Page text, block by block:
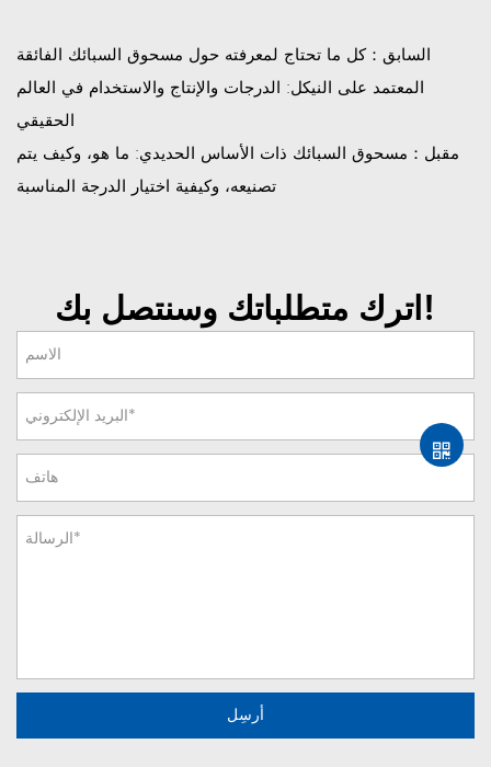
السابق：كل ما تحتاج لمعرفته حول مسحوق السبائك الفائقة
المعتمد على النيكل: الدرجات والإنتاج والاستخدام في العالم
الحقيقي
مقبل：مسحوق السبائك ذات الأساس الحديدي: ما هو، وكيف يتم
تصنيعه، وكيفية اختيار الدرجة المناسبة
اترك متطلباتك وسنتصل بك!